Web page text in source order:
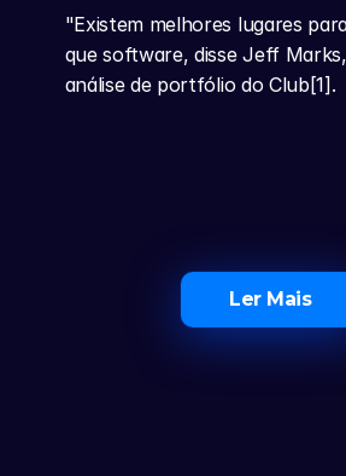
"Existem melhores lugares
que software, disse Jeff
análise de portfólio do Club[1].
Ler Mais